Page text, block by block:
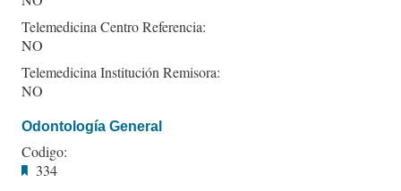
Telemedicina Centro Referencia:
NO
Telemedicina Institución Remisora:
NO
Odontología General
Codigo:
334